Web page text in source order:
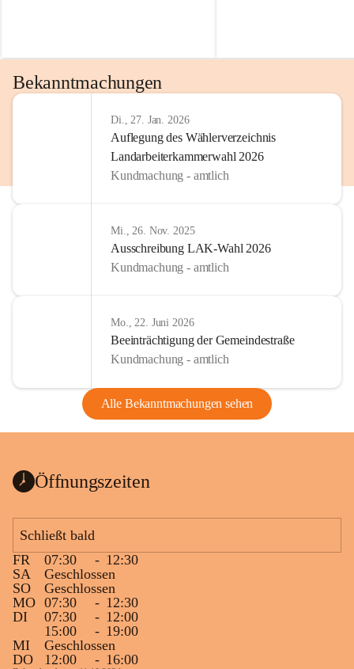
Bekanntmachungen
Di., 27. Jan. 2026
Auflegung des Wählerverzeichnis
Landarbeiterkammerwahl 2026
Kundmachung - amtlich
Mi., 26. Nov. 2025
Ausschreibung LAK-Wahl 2026
Kundmachung - amtlich
Mo., 22. Juni 2026
Beeinträchtigung der Gemeindestraße
Kundmachung - amtlich
Alle Bekanntmachungen sehen
Öffnungszeiten
Schließt bald
FR
07:30 - 12:30
SA
Geschlossen
SO
Geschlossen
MO 07:30 - 12:30
DI
07:30 - 12:00
15:00
- 19:00
MI
Geschlossen
DO
12:00 - 16:00